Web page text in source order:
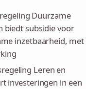
Duurzame
biedt subsidie voor
inzetbaarheid, met
Leren en
investeringen in een